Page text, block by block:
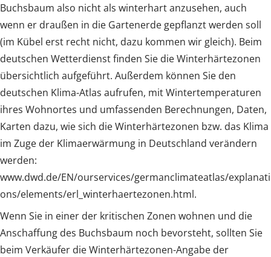
Buchsbaum also nicht als winterhart anzusehen, auch
wenn er draußen in die Gartenerde gepflanzt werden soll
(im Kübel erst recht nicht, dazu kommen wir gleich). Beim
deutschen Wetterdienst finden Sie die Winterhärtezonen
übersichtlich aufgeführt. Außerdem können Sie den
deutschen Klima-Atlas aufrufen, mit Wintertemperaturen
ihres Wohnortes und umfassenden Berechnungen, Daten,
Karten dazu, wie sich die Winterhärtezonen bzw. das Klima
im Zuge der Klimaerwärmung in Deutschland verändern
werden:
www.dwd.de/EN/ourservices/germanclimateatlas/explanati
ons/elements/erl_winterhaertezonen.html.
Wenn Sie in einer der kritischen Zonen wohnen und die
Anschaffung des Buchsbaum noch bevorsteht, sollten Sie
beim Verkäufer die Winterhärtezonen-Angabe der